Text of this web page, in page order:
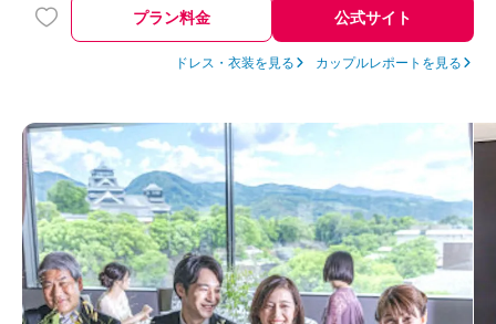
プラン料金 公式サイト
ドレス・衣装を見る カップルレポートを見る